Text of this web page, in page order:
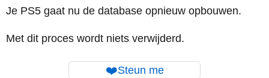
Je PS5 gaat nu de database opnieuw opbouwen.
Met dit proces wordt niets verwijderd.
❤️Steun me